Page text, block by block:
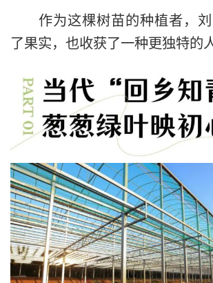
作为这棵树苗的种植者，
了果实，也收获了一种更独特的